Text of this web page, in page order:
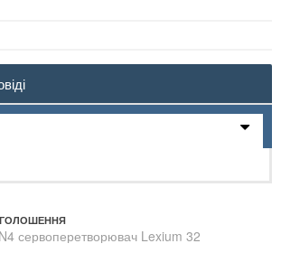
сервоперетворювач Lexium 32